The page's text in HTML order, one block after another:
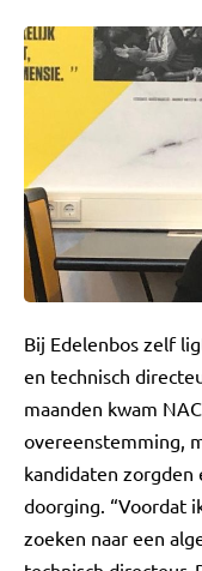
Bij Edelenbos zelf
en technisch
maanden kwam
overeenstemming,
kandidaten
doorging. “Voordat
zoeken naar een